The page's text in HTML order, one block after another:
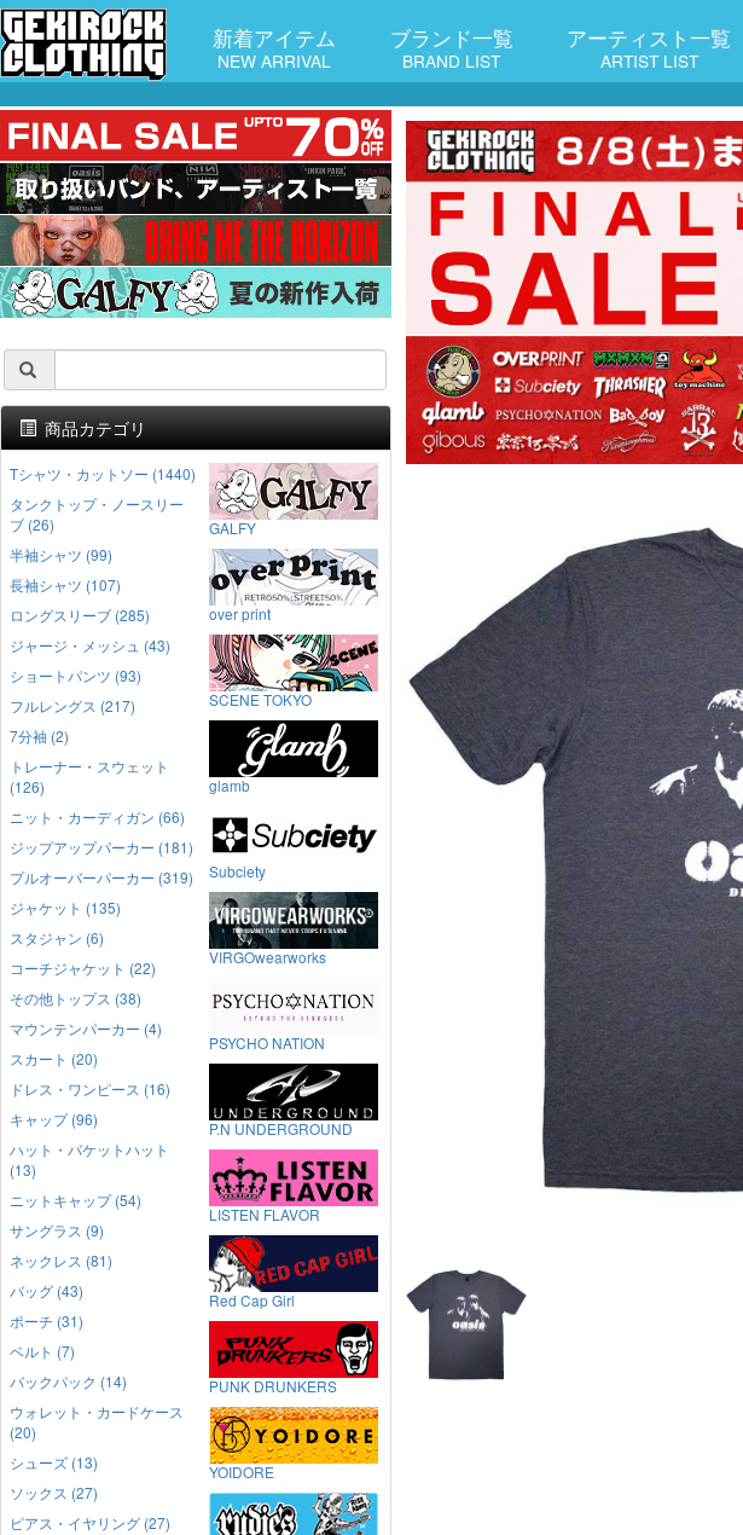
新着アイテム
NEW ARRIVAL
ブランド一覧
BRAND LIST
アーティスト一覧
ARTIST LIST
商品カテゴリ
Tシャツ・カットソー (1440)
タンクトップ・ノースリー
ブ (26)
半袖シャツ (99)
長袖シャツ (107)
ロングスリーブ (285)
ジャージ・メッシュ (43)
ショートパンツ (93)
フルレングス (217)
7分袖 (2)
トレーナー・スウェット
(126)
ニット・カーディガン (66)
ジップアップパーカー (181)
プルオーバーパーカー (319)
ジャケット (135)
スタジャン (6)
コーチジャケット (22)
その他トップス (38)
マウンテンパーカー (4)
スカート (20)
ドレス・ワンピース (16)
キャップ (96)
ハット・バケットハット
(13)
ニットキャップ (54)
サングラス (9)
ネックレス (81)
バッグ (43)
ポーチ (31)
ベルト (7)
バックパック (14)
ウォレット・カードケース
(20)
シューズ (13)
ソックス (27)
ピアス・イヤリング (27)
GALFY
over print
SCENE TOKYO
glamb
Subciety
VIRGOwearworks
PSYCHO NATION
P.N UNDERGROUND
LISTEN FLAVOR
Red Cap Girl
PUNK DRUNKERS
YOIDORE